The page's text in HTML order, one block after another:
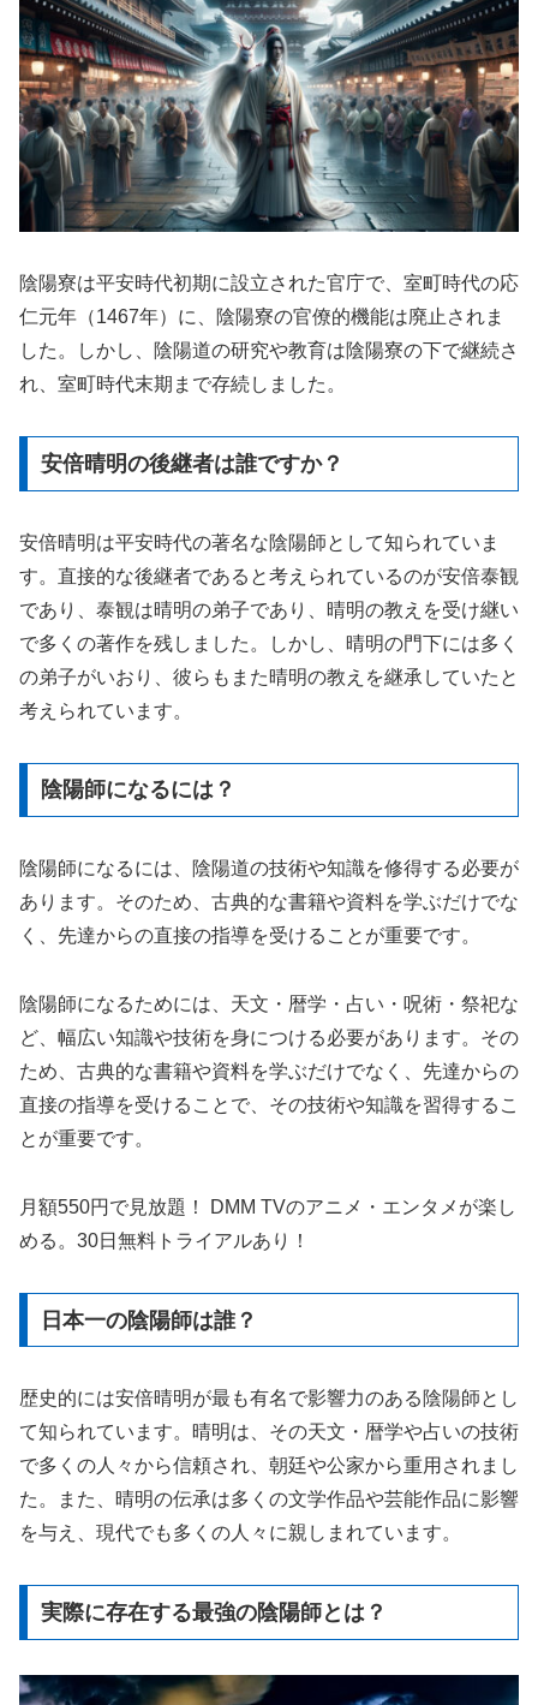
陰陽寮は平安時代初期に設立された官庁で、室町時代の応
仁元年（1467年）に、陰陽寮の官僚的機能は廃止されま
した。しかし、陰陽道の研究や教育は陰陽寮の下で継続さ
れ、室町時代末期まで存続しました。
安倍晴明の後継者は誰ですか？
安倍晴明は平安時代の著名な陰陽師として知られていま
す。直接的な後継者であると考えられているのが安倍泰観
であり、泰観は晴明の弟子であり、晴明の教えを受け継い
で多くの著作を残しました。しかし、晴明の門下には多く
の弟子がいおり、彼らもまた晴明の教えを継承していたと
考えられています。
陰陽師になるには？
陰陽師になるには、陰陽道の技術や知識を修得する必要が
あります。そのため、古典的な書籍や資料を学ぶだけでな
く、先達からの直接の指導を受けることが重要です。
陰陽師になるためには、天文・暦学・占い・呪術・祭祀な
ど、幅広い知識や技術を身につける必要があります。その
ため、古典的な書籍や資料を学ぶだけでなく、先達からの
直接の指導を受けることで、その技術や知識を習得するこ
とが重要です。
月額550円で見放題！ DMM TVのアニメ・エンタメが楽し
める。30日無料トライアルあり！
日本一の陰陽師は誰？
歴史的には安倍晴明が最も有名で影響力のある陰陽師とし
て知られています。晴明は、その天文・暦学や占いの技術
で多くの人々から信頼され、朝廷や公家から重用されまし
た。また、晴明の伝承は多くの文学作品や芸能作品に影響
を与え、現代でも多くの人々に親しまれています。
実際に存在する最強の陰陽師とは？